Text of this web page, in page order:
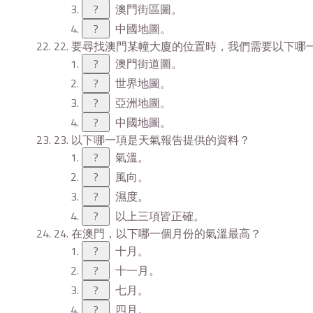
?
澳門街區圖。
?
中國地圖。
22. 要尋找澳門某幢大廈的位置時，我們需要以下哪
?
澳門街道圖。
?
世界地圖。
?
亞洲地圖。
?
中國地圖。
23. 以下哪一項是天氣報告提供的資料？
?
氣溫。
?
風向。
?
濕度。
?
以上三項皆正確。
24. 在澳門，以下哪一個月份的氣溫最高？
?
十月。
?
十一月。
?
七月。
?
四月。